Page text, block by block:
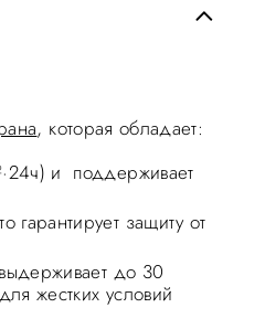
, которая обладает:
и поддерживает
гарантирует защиту от
выдерживает до 30
жестких условий